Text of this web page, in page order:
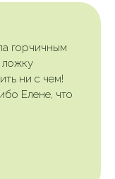
горчичным
ложку
ни с чем!
Елене, что